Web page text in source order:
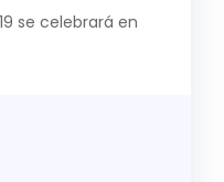
se celebrará en